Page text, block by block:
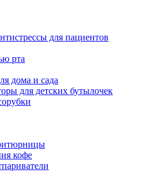
для пациентов
рта
дома и сада
для детских бутылочек
кофе